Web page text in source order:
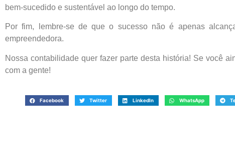
bem-sucedido e sustentável ao longo do tempo.
Por fim, lembre-se de que o sucesso não é apenas
empreendedora.
Nossa contabilidade quer fazer parte desta história! Se você
com a gente!
Facebook Twitter LinkedIn WhatsApp